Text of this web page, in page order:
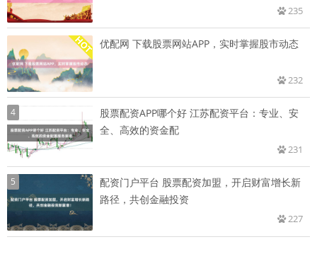
235
优配网 下载股票网站APP，实时掌握股市动态
232
4
股票配资APP哪个好 江苏配资平台：专业、安
全、高效的资金配
231
5
配资门户平台 股票配资加盟，开启财富增长新
路径，共创金融投资
227